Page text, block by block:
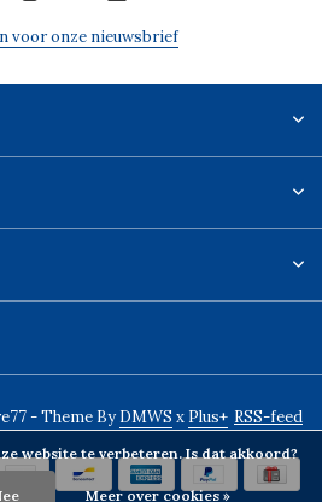
voor onze nieuwsbrief
- Theme ByDMWS x Plus+ RSS-feed
website te verbeteren. Is dat akkoord?
Meer over cookies »